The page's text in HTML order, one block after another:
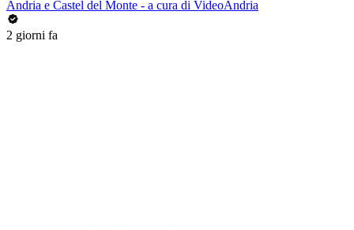
Andria e Castel del Monte - a cura di VideoAndria
2 giorni fa